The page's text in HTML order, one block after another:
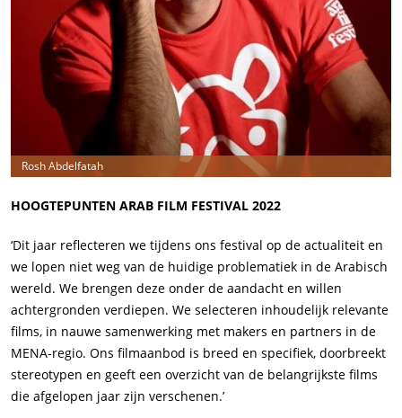
Rosh Abdelfatah
HOOGTEPUNTEN ARAB FILM FESTIVAL 2022
‘Dit jaar reflecteren we tijdens ons festival op de actualiteit en
we lopen niet weg van de huidige problematiek in de Arabisch
wereld. We brengen deze onder de aandacht en willen
achtergronden verdiepen. We selecteren inhoudelijk relevante
films, in nauwe samenwerking met makers en partners in de
MENA-regio. Ons filmaanbod is breed en specifiek, doorbreekt
stereotypen en geeft een overzicht van de belangrijkste films
die afgelopen jaar zijn verschenen.’